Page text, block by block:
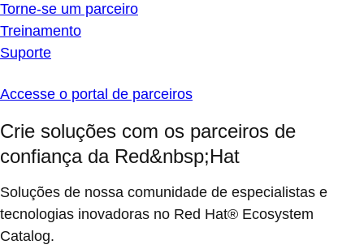
Torne-se um parceiro
Treinamento
Suporte
Accesse o portal de parceiros
Crie soluções com os parceiros de
confiança da Red&nbsp;Hat
Soluções de nossa comunidade de especialistas e
tecnologias inovadoras no Red Hat® Ecosystem
Catalog.